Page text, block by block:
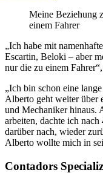
Meine Beziehung
einem Fahrer
„Ich habe mit
Escartin, Beloki – aber
nur die zu einem
„Ich bin schon eine
Alberto geht weiter über
und Mechaniker hinaus.
arbeiten, dachte ich
darüber nach, wieder
Alberto wollte mich in
Contadors